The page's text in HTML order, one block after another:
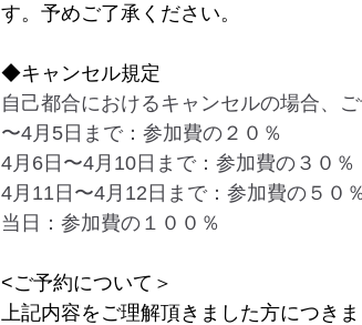
す。予めご了承ください。
◆キャンセル規定
自己都合におけるキャンセルの場合、
〜4月5日まで：参加費の２０％
4月6日〜4月10日まで：参加費の３０％
4月11日〜4月12日まで：参加費の５０％
当日：参加費の１００％
<ご予約について＞
上記内容をご理解頂きました方につき